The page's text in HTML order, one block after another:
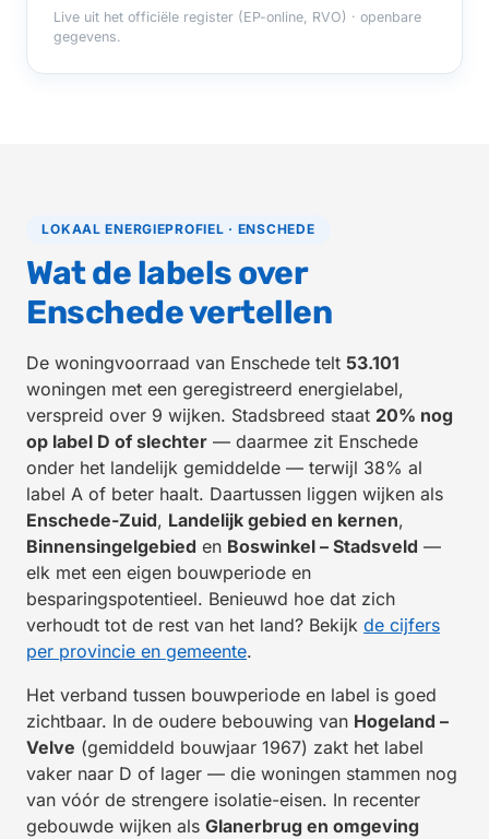
Live uit het officiële register (EP-online, RVO) · openbare
gegevens.
LOKAAL ENERGIEPROFIEL · ENSCHEDE
Wat de labels over
Enschede vertellen
De woningvoorraad van Enschede telt 53.101
woningen met een geregistreerd energielabel,
verspreid over 9 wijken. Stadsbreed staat 20% nog
op label D of slechter — daarmee zit Enschede
onder het landelijk gemiddelde — terwijl 38% al
label A of beter haalt. Daartussen liggen wijken als
Enschede-Zuid, Landelijk gebied en kernen,
Binnensingelgebied en Boswinkel – Stadsveld —
elk met een eigen bouwperiode en
besparingspotentieel. Benieuwd hoe dat zich
verhoudt tot de rest van het land? Bekijk de cijfers
per provincie en gemeente.
Het verband tussen bouwperiode en label is goed
zichtbaar. In de oudere bebouwing van Hogeland –
Velve (gemiddeld bouwjaar 1967) zakt het label
vaker naar D of lager — die woningen stammen nog
van vóór de strengere isolatie-eisen. In recenter
gebouwde wijken als Glanerbrug en omgeving